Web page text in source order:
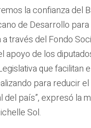
la confianza del
de Desarrollo para
a través del Fondo
apoyo de los
que facilitan
para reducir
del país”, expresó la
Sol.